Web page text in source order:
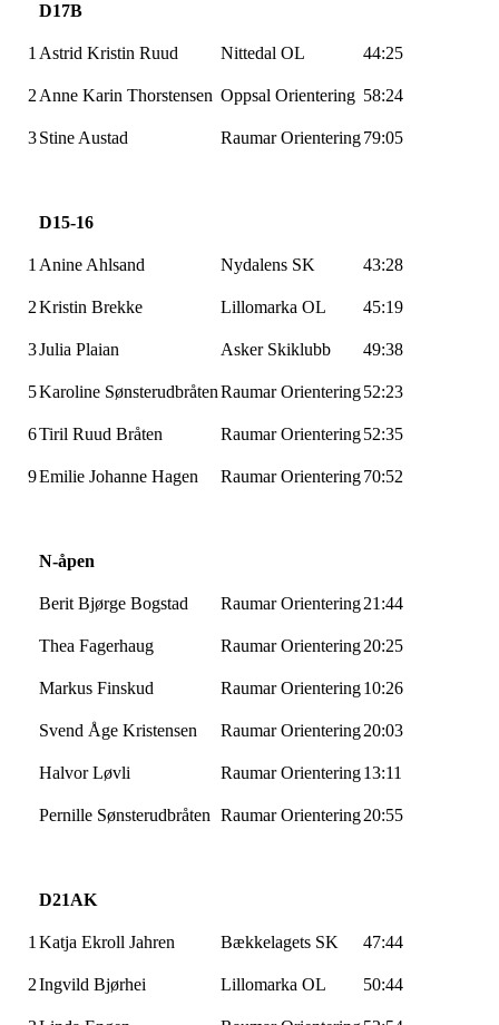
D17B
1 Astrid Kristin Ruud Nittedal OL 44:25
2 Anne Karin Thorstensen Oppsal Orientering 58:24
3Stine Austad RaumarOrientering79:05
D15-16
1 Anine Ahlsand Nydalens SK 43:28
2Kristin Brekke Lillomarka OL 45:19
3Julia Plaian Asker Skiklubb 49:38
5Karoline SønsterudbråtenRaumarOrientering52:23
6Tiril Ruud Bråten RaumarOrientering52:35
9Emilie Johanne Hagen RaumarOrientering70:52
N-åpen
Berit Bjørge Bogstad RaumarOrientering21:44
Thea Fagerhaug RaumarOrientering20:25
Markus Finskud RaumarOrientering10:26
Svend Åge Kristensen RaumarOrientering20:03
Halvor Løvli RaumarOrientering13:11
Pernille Sønsterudbråten RaumarOrientering20:55
D21AK
1 Katja Ekroll Jahren Bækkelagets SK 47:44
2Ingvild Bjørhei Lillomarka OL 50:44